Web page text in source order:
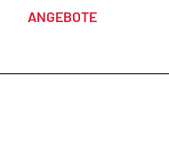
ANGEBOTE